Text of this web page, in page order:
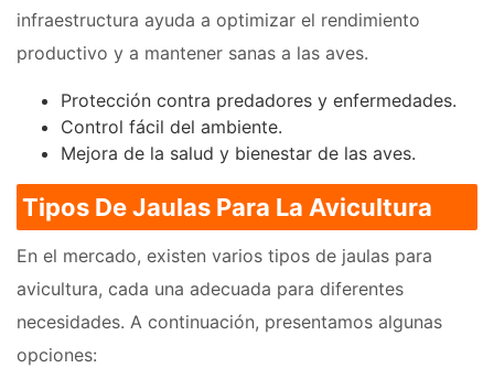
infraestructura ayuda a optimizar el rendimiento
productivo y a mantener sanas a las aves.
Protección contra predadores y enfermedades.
Control fácil del ambiente.
Mejora de la salud y bienestar de las aves.
Tipos De Jaulas Para La Avicultura
En el mercado, existen varios tipos de jaulas para
avicultura, cada una adecuada para diferentes
necesidades. A continuación, presentamos algunas
opciones: